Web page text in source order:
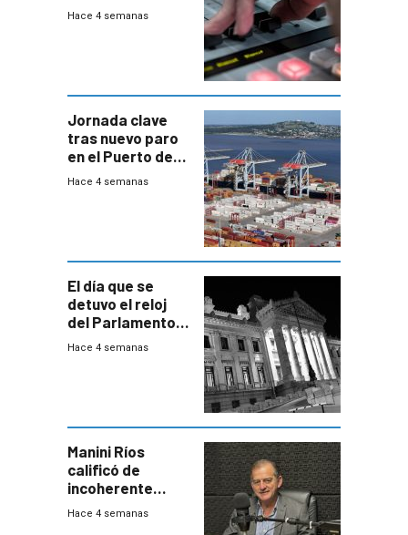
Hace 4 semanas
Jornada clave
tras nuevo paro
en el Puerto de
Montevideo
Hace 4 semanas
El día que se
detuvo el reloj
del Parlamento
para negociar
Hace 4 semanas
Manini Ríos
calificó de
incoherente
decisión de
Hace 4 semanas